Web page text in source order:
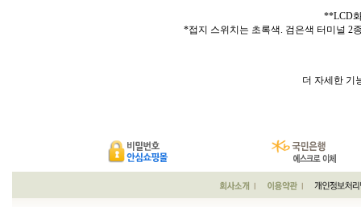
**LCD
*접지 스위치는 초록색. 검은색 터미널 2
더 자세한 기